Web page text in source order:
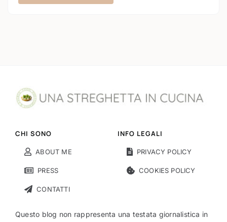
CHI SONO
ABOUT ME
PRESS
CONTATTI
INFO LEGALI
PRIVACY POLICY
COOKIES POLICY
Questo blog non rappresenta una testata giornalistica in